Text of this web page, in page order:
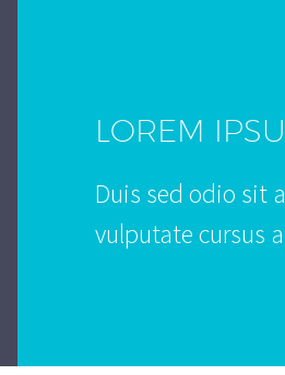
LOREM
Duis sed odio sit
vulputate cursus